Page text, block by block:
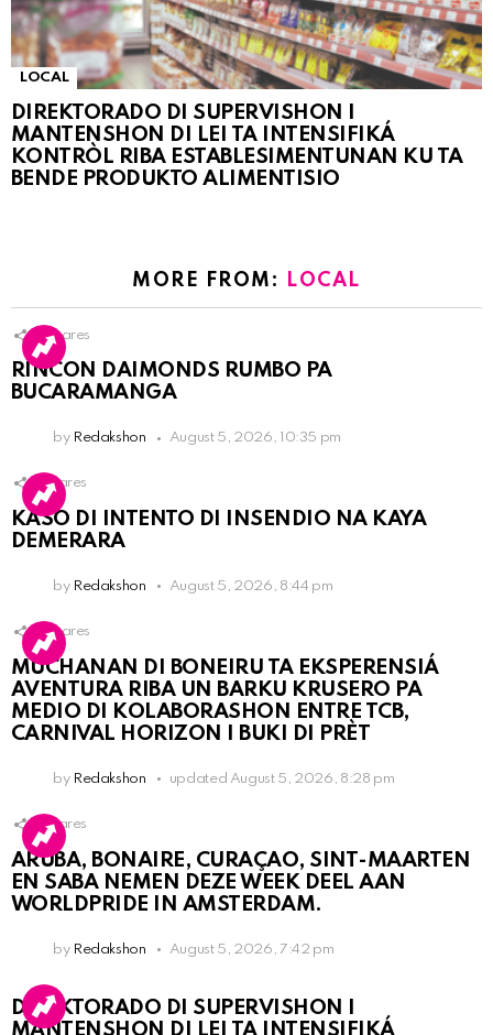
LOCAL
DIREKTORADO DI SUPERVISHON I
MANTENSHON DI LEI TA INTENSIFIKÁ
KONTRÒL RIBA ESTABLESIMENTUNAN KU TA
BENDE PRODUKTO ALIMENTISIO
MORE FROM: LOCAL
Shares
RINCON DAIMONDS RUMBO PA
BUCARAMANGA
by Redakshon August 5, 2026, 10:35 pm
Shares
KASO DI INTENTO DI INSENDIO NA KAYA
DEMERARA
by Redakshon August 5, 2026, 8:44 pm
Shares
MUCHANAN DI BONEIRU TA EKSPERENSIÁ
AVENTURA RIBA UN BARKU KRUSERO PA
MEDIO DI KOLABORASHON ENTRE TCB,
CARNIVAL HORIZON I BUKI DI PRÈT
by Redakshon updated August 5, 2026, 8:28 pm
Shares
ARUBA, BONAIRE, CURAÇAO, SINT-MAARTEN
EN SABA NEMEN DEZE WEEK DEEL AAN
WORLDPRIDE IN AMSTERDAM.
by Redakshon August 5, 2026, 7:42 pm
DIREKTORADO DI SUPERVISHON I
MANTENSHON DI LEI TA INTENSIFIKÁ